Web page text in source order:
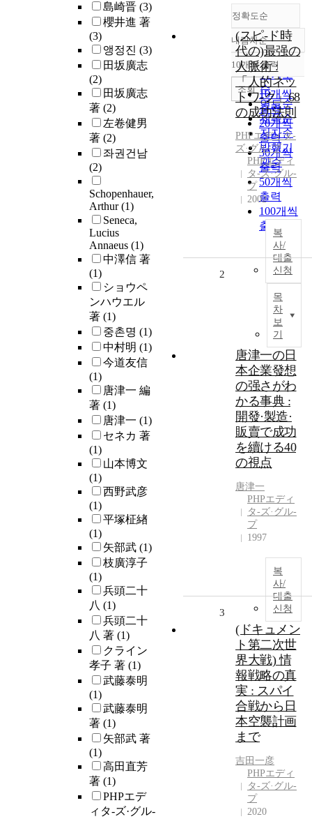
島崎晋 (3)
櫻井進 著
(3)
앵정진 (3)
田坂廣志
(2)
田坂廣志
著 (2)
左卷健男
著 (2)
좌권건남
(2)
Schopenhauer,
Arthur(1)
Seneca,
Lucius
Annaeus (1)
中澤信 著
(1)
ショウペ
ンハウエル
著 (1)
중촌명 (1)
中村明 (1)
今道友信
(1)
唐津一 編
著 (1)
唐津一 (1)
セネカ 著
(1)
山本博文
(1)
西野武彦
(1)
平塚柾緖
(1)
矢部武 (1)
枝廣淳子
(1)
兵頭二十
八 (1)
兵頭二十
八 著 (1)
クライン
孝子 著 (1)
武藤泰明
(1)
武藤泰明
著 (1)
矢部武 著
(1)
高田直芳
著 (1)
PHPエデ
ィタ-ズ·グル-
정확도순
정확도
순
인기도
순
연도순
제목순
저자순
발행기
관순
내림차순
내림차순
10개씩 출력
10개씩
출력
20개씩
출력
30개씩
출력
50개씩
출력
100개씩
출력
조회
(スピ-ド時
代の)最强の
人脈術 :
「人的ネッ
トワ-ク」68
の成功法則
PHPエディタ-
ズ·グル-プ
PHPエディ
タ-ズ·グル-
プ
2002
복
사/
대출
신청
목
차
보
기
2
唐津一の日
本企業發想
の强さがわ
かる事典 :
開發·製造·
販賣で成功
を續ける40
の視点
唐津一
PHPエディ
タ-ズ·グル-
プ
1997
복
사/
대출
신청
3
(ドキュメン
ト第二次世
界大戦) 情
報戦略の真
実 : スパイ
合戦から日
本空襲計画
まで
吉田一彦
PHPエディ
タ-ズ·グル-
プ
2020